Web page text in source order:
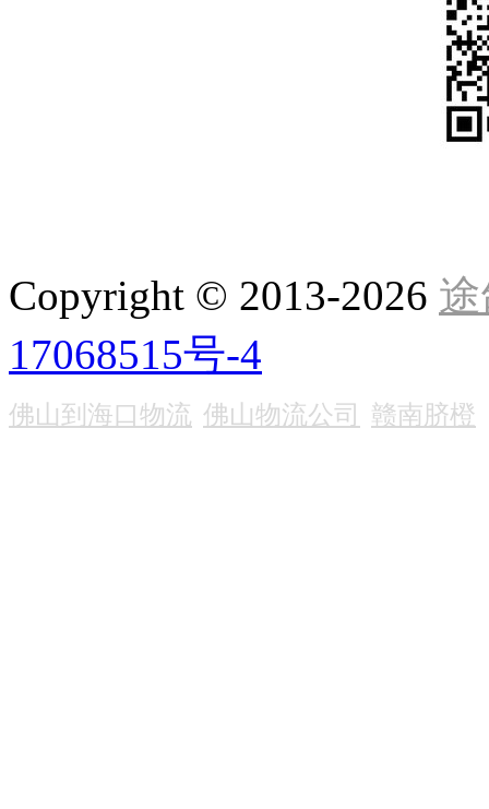
Copyright © 2013-2026
17068515号-4
佛山到海口物流 佛山物流公司 赣南脐橙